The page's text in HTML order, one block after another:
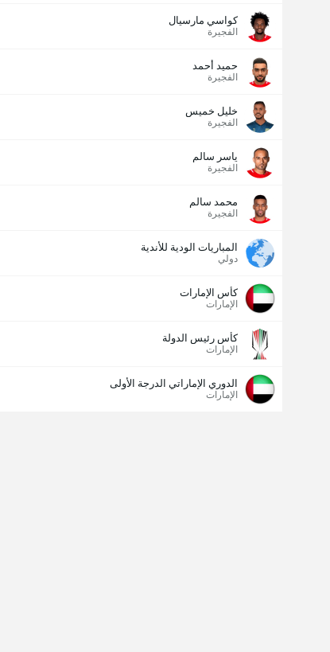
كواسي مارسيال
الفجيرة
حميد أحمد
الفجيرة
خليل خميس
الفجيرة
ياسر سالم
الفجيرة
محمد سالم
الفجيرة
المباريات الودية للأندية
دولي
كأس الإمارات
الإمارات
كأس رئيس الدولة
الإمارات
الدوري الإماراتي الدرجة الأولى
الإمارات